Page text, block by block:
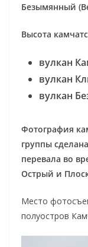
Безымянный
Высота
вулкан
вулкан
вулкан
Фотография
группы
перевала во
Острый и
Место
полуостров